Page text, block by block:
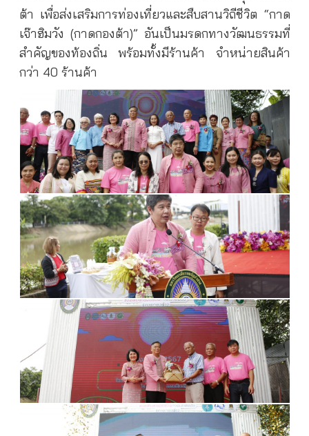
ต้า เพื่อส่งเสริมการท่องเที่ยวและสืบสานวิถีชีวิต “กาด
เจ๊าฮิมวัง (กาดกองต้า)” อันเป็นมรดกทางวัฒนธรรมที่
สำคัญของท้องถิ่น พร้อมทั้งมีร้านค้า จำหน่ายสินค้า
กว่า 40 ร้านค้า